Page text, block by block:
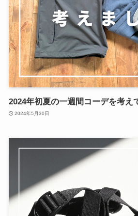
2024年初夏の一週間コーデを考え
2024年5月30日